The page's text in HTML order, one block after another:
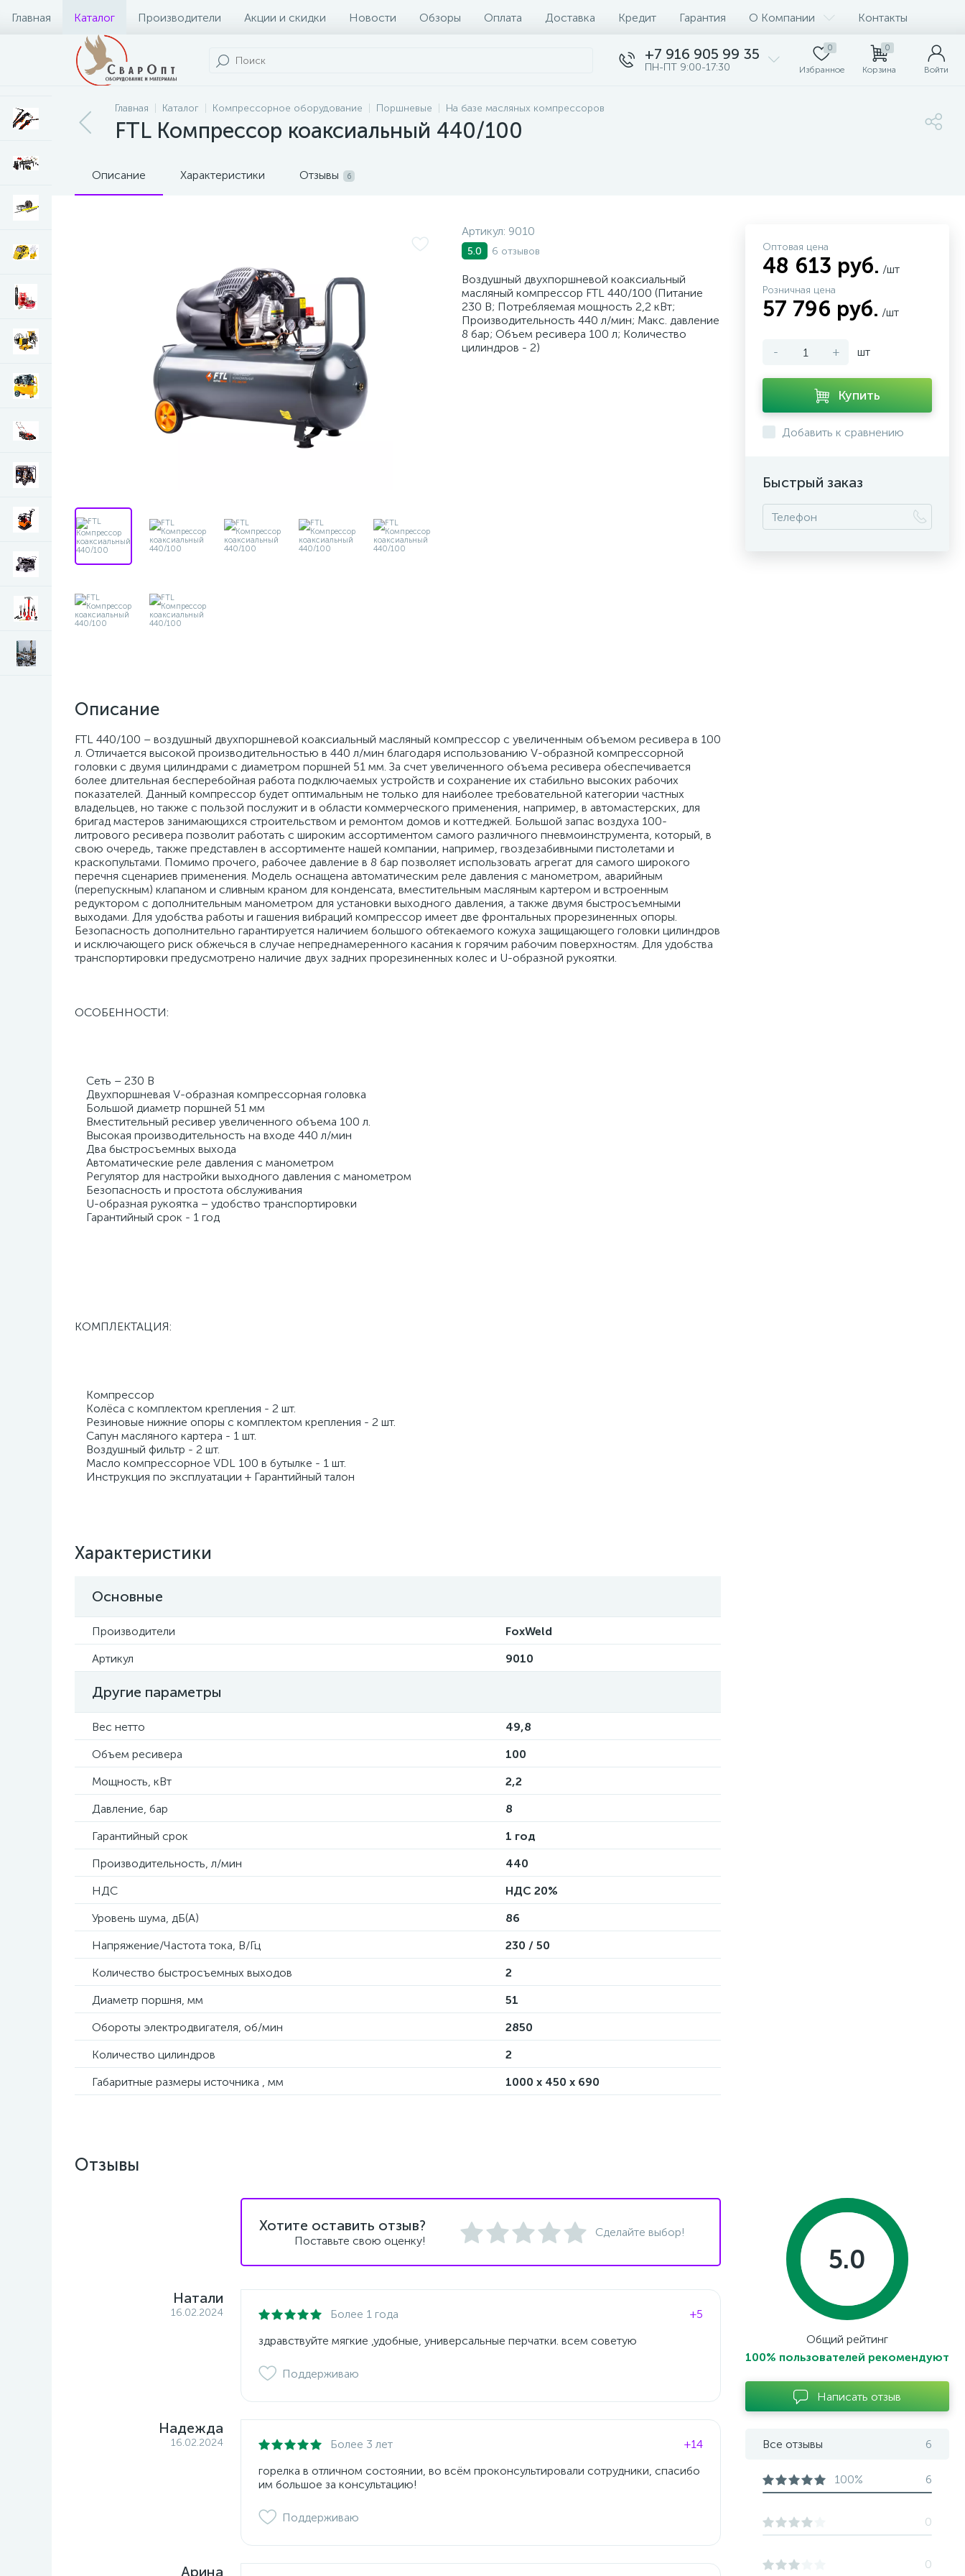
Главная Каталог Производители Акции и скидки Новости Обзоры Оплата Доставка Кредит Гарантия О Компании Контакты
+7 916 905 99 35
ПН-ПТ 9:00-17:30
0
Избранное
0
Корзина Войти
Главная Каталог Компрессорное оборудование Поршневые На базе масляных компрессоров
FTL Компрессор коаксиальный 440/100
Описание Характеристики Отзывы 6
Артикул: 9010
5.0 6 отзывов
Воздушный двухпоршневой коаксиальный
масляный компрессор FTL 440/100 (Питание
230 В; Потребляемая мощность 2,2 кВт;
Производительность 440 л/мин; Макс. давление
8 бар; Объем ресивера 100 л; Количество
цилиндров - 2)
Описание
FTL 440/100 – воздушный двухпоршневой коаксиальный масляный компрессор с увеличенным объемом ресивера в 100
л. Отличается высокой производительностью в 440 л/мин благодаря использованию V-образной компрессорной
головки с двумя цилиндрами с диаметром поршней 51 мм. За счет увеличенного объема ресивера обеспечивается
более длительная бесперебойная работа подключаемых устройств и сохранение их стабильно высоких рабочих
показателей. Данный компрессор будет оптимальным не только для наиболее требовательной категории частных
владельцев, но также с пользой послужит и в области коммерческого применения, например, в автомастерских, для
бригад мастеров занимающихся строительством и ремонтом домов и коттеджей. Большой запас воздуха 100-
литрового ресивера позволит работать с широким ассортиментом самого различного пневмоинструмента, который, в
свою очередь, также представлен в ассортименте нашей компании, например, гвоздезабивными пистолетами и
краскопультами. Помимо прочего, рабочее давление в 8 бар позволяет использовать агрегат для самого широкого
перечня сценариев применения. Модель оснащена автоматическим реле давления с манометром, аварийным
(перепускным) клапаном и сливным краном для конденсата, вместительным масляным картером и встроенным
редуктором с дополнительным манометром для установки выходного давления, а также двумя быстросъемными
выходами. Для удобства работы и гашения вибраций компрессор имеет две фронтальных прорезиненных опоры.
Безопасность дополнительно гарантируется наличием большого обтекаемого кожуха защищающего головки цилиндров
и исключающего риск обжечься в случае непреднамеренного касания к горячим рабочим поверхностям. Для удобства
транспортировки предусмотрено наличие двух задних прорезиненных колес и U-образной рукоятки.
ОСОБЕННОСТИ:
Сеть – 230 В
Двухпоршневая V-образная компрессорная головка
Большой диаметр поршней 51 мм
Вместительный ресивер увеличенного объема 100 л.
Высокая производительность на входе 440 л/мин
Два быстросъемных выхода
Автоматические реле давления с манометром
Регулятор для настройки выходного давления с манометром
Безопасность и простота обслуживания
U-образная рукоятка – удобство транспортировки
Гарантийный срок - 1 год
КОМПЛЕКТАЦИЯ:
Компрессор
Колёса с комплектом крепления - 2 шт.
Резиновые нижние опоры с комплектом крепления - 2 шт.
Сапун масляного картера - 1 шт.
Воздушный фильтр - 2 шт.
Масло компрессорное VDL 100 в бутылке - 1 шт.
Инструкция по эксплуатации + Гарантийный талон
Характеристики
Основные
Производители
FoxWeld
Артикул
9010
Другие параметры
Вес нетто
49,8
Объем ресивера
100
Мощность, кВт
2,2
Давление, бар
8
Гарантийный срок
1 год
Производительность, л/мин
440
НДС
НДС 20%
Уровень шума, дБ(А)
86
Напряжение/Частота тока, В/Гц
230 / 50
Количество быстросъемных выходов
2
Диаметр поршня, мм
51
Обороты электродвигателя, об/мин
2850
Количество цилиндров
2
Габаритные размеры источника , мм
1000 х 450 х 690
Оптовая цена
48 613 руб. /шт
Розничная цена
57 796 руб. /шт
- + шт
Купить
Добавить к сравнению
Быстрый заказ
Отзывы
Хотите оставить отзыв?
Поставьте свою оценку!
Сделайте выбор!
Натали
16.02.2024 Более 1 года
+5
здравствуйте мягкие ,удобные, универсальные перчатки. всем советую
Поддерживаю
Надежда
16.02.2024 Более 3 лет
+14
горелка в отличном состоянии, во всём проконсультировали сотрудники, спасибо
им большое за консультацию!
Поддерживаю
Арина
5.0
Общий рейтинг
100% пользователей рекомендуют
Написать отзыв
Все отзывы 6
100% 6
0
0